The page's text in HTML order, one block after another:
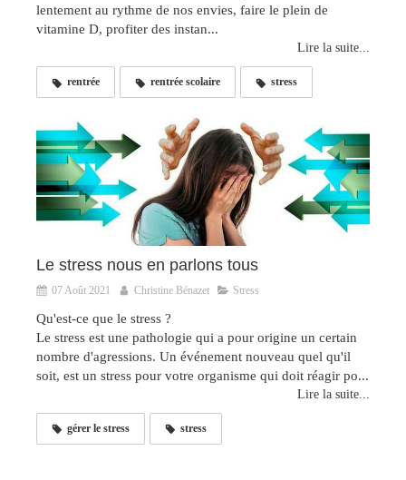
lentement au rythme de nos envies, faire le plein de
vitamine D, profiter des instan...
Lire la suite...
rentrée rentrée scolaire stress
Le stress nous en parlons tous
07 Août 2021 Christine Bénazet Stress
Qu'est-ce que le stress ?
Le stress est une pathologie qui a pour origine un certain
nombre d'agressions. Un événement nouveau quel qu'il
soit, est un stress pour votre organisme qui doit réagir po...
Lire la suite...
gérer le stress stress